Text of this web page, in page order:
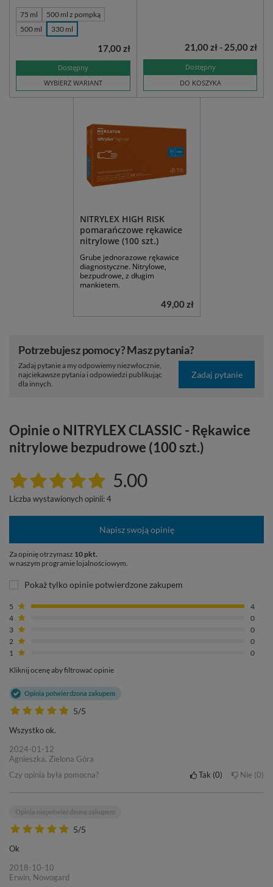
75 ml
500 ml z pompką
500 ml
330 ml
Dostępny
WYBIERZ WARIANT
17,00 zł
Dostępny
DO KOSZYKA
21,00 zł - 25,00 zł
NITRYLEX HIGH RISK
pomarańczowe rękawice
nitrylowe (100 szt.)
Grube jednorazowe rękawice
diagnostyczne. Nitrylowe,
bezpudrowe, z długim
mankietem.
49,00 zł
Potrzebujesz pomocy? Masz pytania?
Zadaj pytanie a my odpowiemy niezwłocznie,
najciekawsze pytania i odpowiedzi publikując
dla innych.
Zadaj pytanie
Opinie o NITRYLEX CLASSIC - Rękawice
nitrylowe bezpudrowe (100 szt.)
5.00
Liczba wystawionych opinii: 4
Napisz swoją opinię
Za opinię otrzymasz 10 pkt.
w naszym programie lojalnościowym.
Pokaż tylko opinie potwierdzone zakupem
5
4
4
0
3
0
2
0
1
0
Kliknij ocenę aby filtrować opinie
5/5
Opinia potwierdzona zakupem
Wszystko ok.
2024-01-12
Agnieszka, Zielona Góra
Czy opinia była pomocna?
Tak 0 Nie 0
5/5
Opinia niepotwierdzona zakupem
Ok
2018-10-10
Erwin, Nowogard